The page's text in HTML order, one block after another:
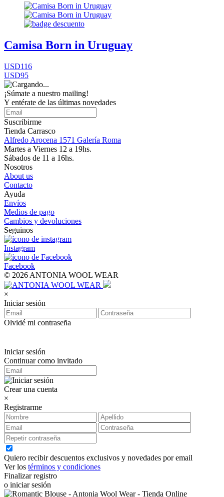
Camisa Born in Uruguay
USD116
USD95
¡Súmate a nuestro mailing!
Y entérate de las últimas novedades
Suscribirme
Tienda Carrasco
Alfredo Arocena 1571 Galería Roma
Martes a Viernes 12 a 19hs.
Sábados de 11 a 16hs.
Nosotros
About us
Contacto
Ayuda
Envíos
Medios de pago
Cambios y devoluciones
Seguinos
Instagram
Facebook
© 2026 ANTONIA WOOL WEAR
×
Iniciar sesión
Olvidé mi contraseña
Iniciar sesión
Continuar como invitado
Crear una cuenta
×
Registrarme
Quiero recibir descuentos exclusivos y novedades por email
Ver los términos y condiciones
Finalizar registro
o iniciar sesión